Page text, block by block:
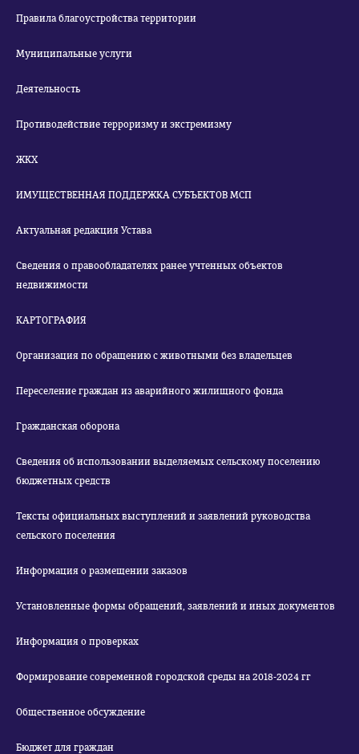
Правила благоустройства территории
Муниципальные услуги
Деятельность
Противодействие терроризму и экстремизму
ЖКХ
ИМУЩЕСТВЕННАЯ ПОДДЕРЖКА СУБЪЕКТОВ МСП
Актуальная редакция Устава
Сведения о правообладателях ранее учтенных объектов
недвижимости
КАРТОГРАФИЯ
Организация по обращению с животными без владельцев
Переселение граждан из аварийного жилищного фонда
Гражданская оборона
Сведения об использовании выделяемых сельскому поселению
бюджетных средств
Тексты официальных выступлений и заявлений руководства
сельского поселения
Информация о размещении заказов
Установленные формы обращений, заявлений и иных документов
Информация о проверках
Формирование современной городской среды на 2018-2024 гг
Общественное обсуждение
Бюджет для граждан